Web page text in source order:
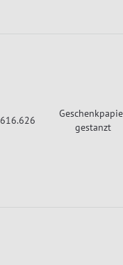
616.626
gestanzt